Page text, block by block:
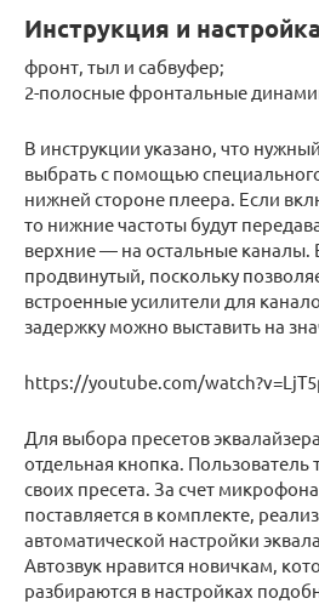
Инструкция и настройка
фронт, тыл и сабвуфер;
2-полосные фронтальные
В инструкции указано, что
выбрать с помощью
нижней стороне плеера. Если
то нижние частоты будут
верхние — на остальные
продвинутый, поскольку
встроенные усилители для
задержку можно выставить на
https://youtube.com/
Для выбора пресетов
отдельная кнопка. Пользователь
своих пресета. За счет
поставляется в комплекте,
автоматической настройки
Автозвук нравится новичкам,
разбираются в настройках